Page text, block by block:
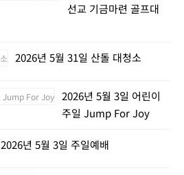
선교 기금마련 골프대
2026년 5월 31일 산돌 대청소
2026년 5월 3일 어린이
주일 Jump For Joy
2026년 5월 3일 주일예배